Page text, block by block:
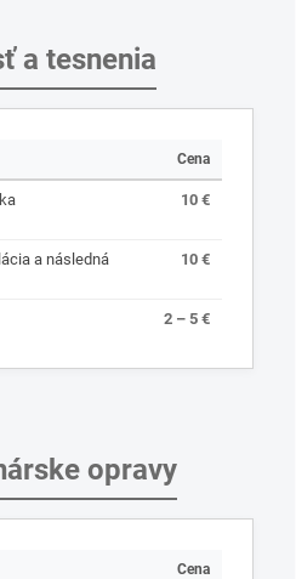
a tesnenia
Cena
10 €
a následná
10 €
2 – 5 €
opravy
Cena